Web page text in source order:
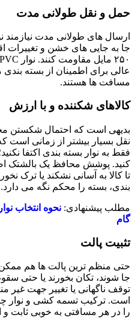
حمل ‌و نقل طولانی ‌مدت
ارسال ‌های طولانی ‌مدت نیازمند
جا به ‌جایی ‌های خشن و تغییرات
عالی برای اطمینان از بسته
مسافت‌ ها هستند.
کالاهای شکننده و با ارزش
بدیهی است که احتمال شکستن
نقل بسیار بیشتر از زمانی است
فقط به نوار بسته ‌بندی اکتفا
کنید. پوشش محافظ یک بالشتک
تا کالا به آسانی نشکند یا ترک
‌بندی، بسته را محکم نگه می ‌دارد.
مطلب پیشنهادی: نحوه انتخاب
گام
تثبیت پالت
حتی منظم ‌ترین پالت ‌ها هم
‌جا شوند، تکان بخورند یا حتی
توقف ناگهانی یا تغییر جهت غیر
است. ترکیب تسمه کشی و نوار
را در هر مسافتی به‌ خوبی ثابت و